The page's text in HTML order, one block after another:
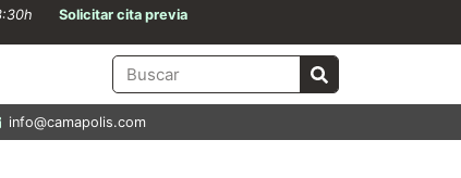
Solicitar cita previa
info@camapolis.com